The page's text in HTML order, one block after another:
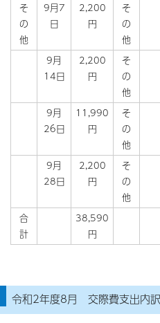
そ
の
他
9月7
日
2,200
円
そ
の
他
9月
14日
2,200
円
そ
の
他
9月
26日
11,990
円
そ
の
他
9月
28日
2,200
円
そ
の
他
合
計
38,590
円
令和2年度8月 交際費支出内訳